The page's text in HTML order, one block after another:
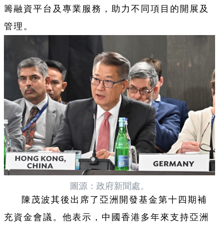
籌融資平台及專業服務，助力不同項目的開展及
管理。
圖源：政府新聞處。
陳茂波其後出席了亞洲開發基金第十四期補
充資金會議。他表示，中國香港多年來支持亞洲